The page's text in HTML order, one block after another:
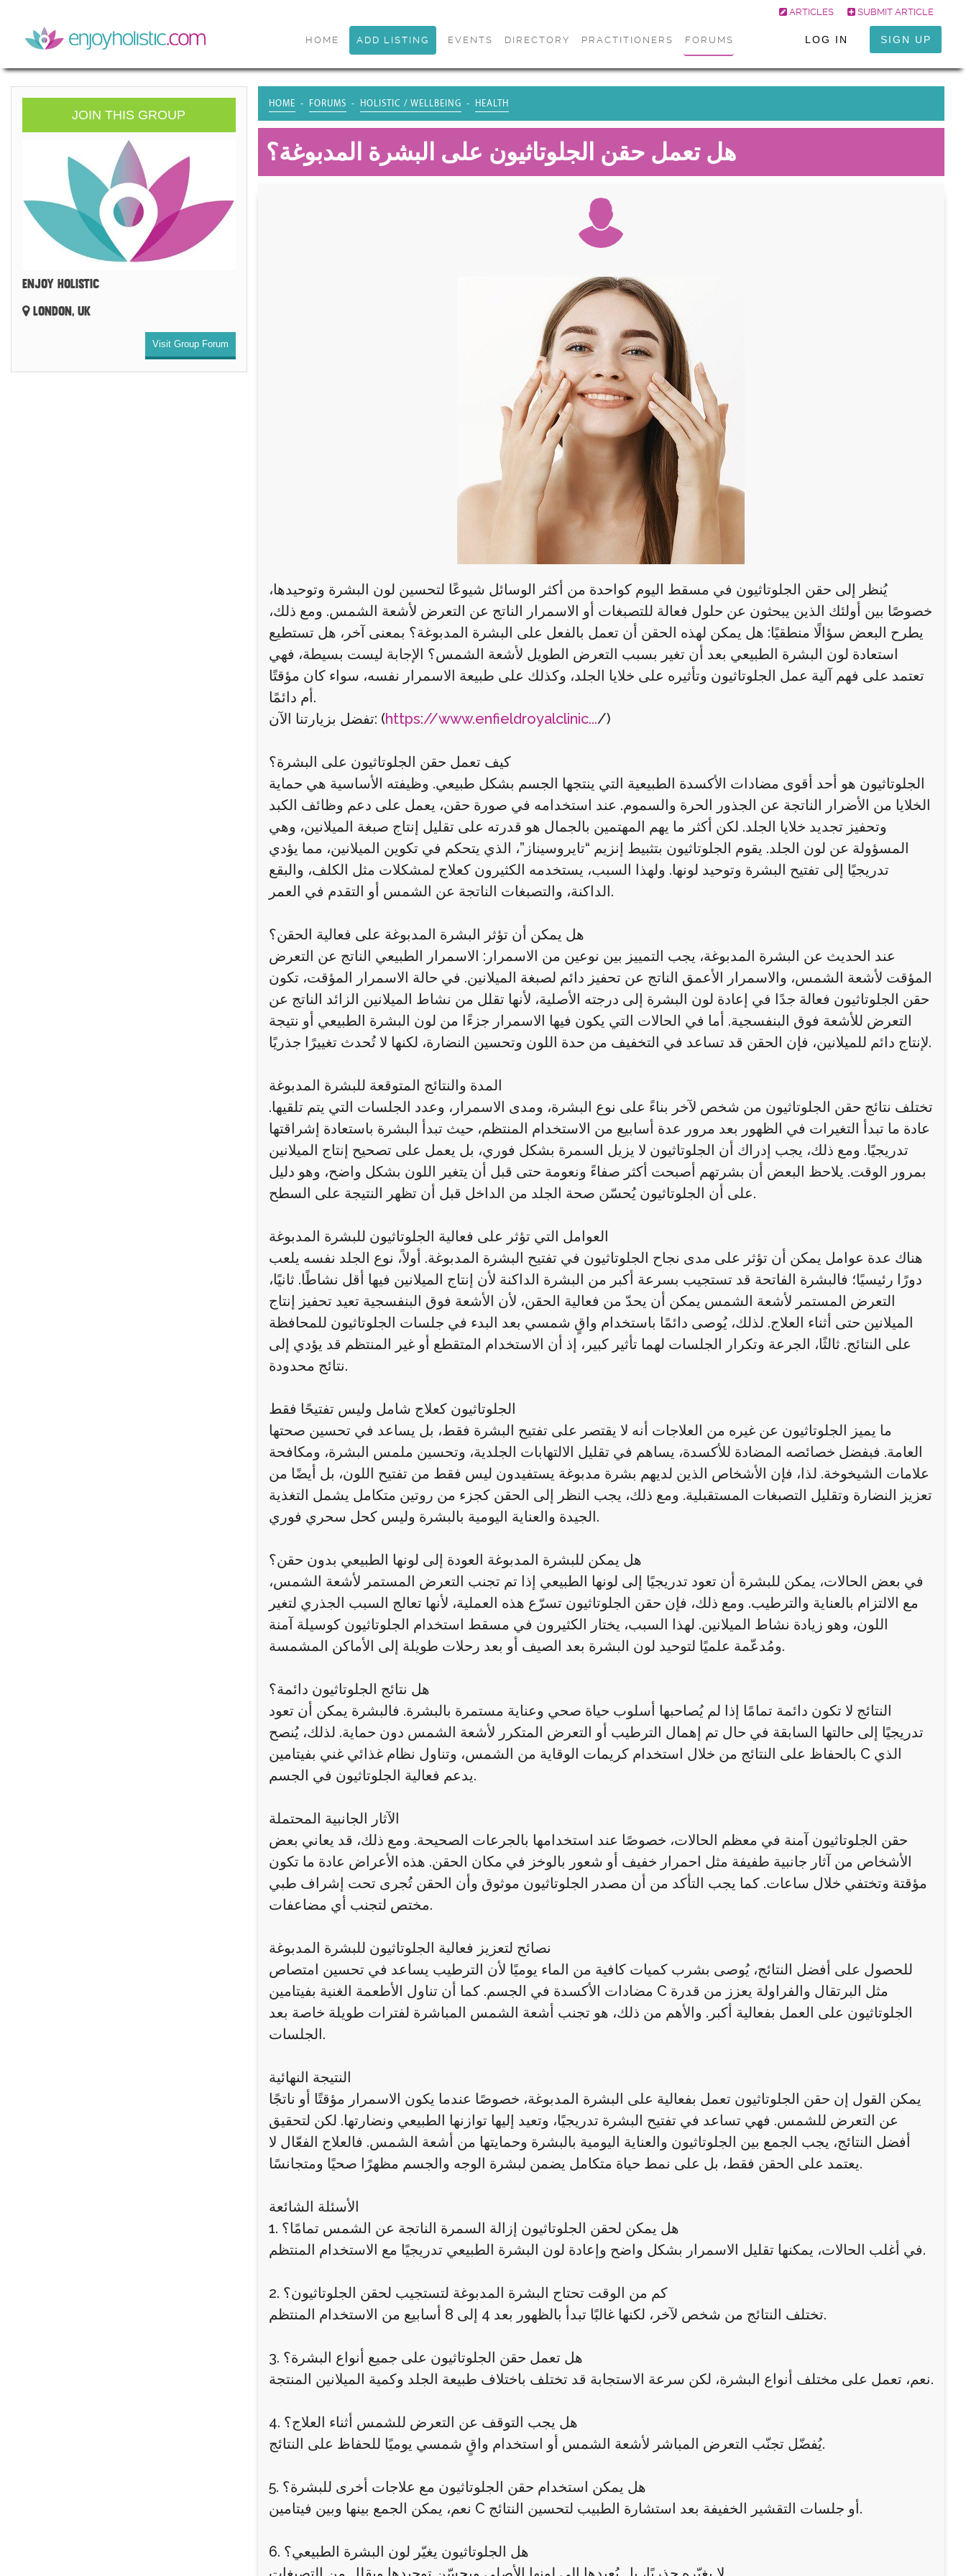
ARTICLES SUBMIT ARTICLE
HOME ADD LISTING EVENTS DIRECTORY PRACTITIONERS FORUMS LOG IN SIGN UP
JOIN THIS GROUP
ENJOY HOLISTIC
LONDON, UK
Visit Group Forum
HOME FORUMS HOLISTIC / WELLBEING HEALTH
هل تعمل حقن الجلوتاثيون على البشرة المدبوغة؟
يُنظر إلى حقن الجلوتاثيون في مسقط اليوم كواحدة من أكثر الوسائل شيوعًا لتحسين لون البشرة وتوحيدها،
خصوصًا بين أولئك الذين يبحثون عن حلول فعالة للتصبغات أو الاسمرار الناتج عن التعرض لأشعة الشمس. ومع ذلك،
يطرح البعض سؤالًا منطقيًا: هل يمكن لهذه الحقن أن تعمل بالفعل على البشرة المدبوغة؟ بمعنى آخر، هل تستطيع
استعادة لون البشرة الطبيعي بعد أن تغير بسبب التعرض الطويل لأشعة الشمس؟ الإجابة ليست بسيطة، فهي
تعتمد على فهم آلية عمل الجلوتاثيون وتأثيره على خلايا الجلد، وكذلك على طبيعة الاسمرار نفسه، سواء كان مؤقتًا
أم دائمًا.
تفضل بزيارتنا الآن: (https://www.enfieldroyalclinic.../)
كيف تعمل حقن الجلوتاثيون على البشرة؟
الجلوتاثيون هو أحد أقوى مضادات الأكسدة الطبيعية التي ينتجها الجسم بشكل طبيعي. وظيفته الأساسية هي حماية
الخلايا من الأضرار الناتجة عن الجذور الحرة والسموم. عند استخدامه في صورة حقن، يعمل على دعم وظائف الكبد
وتحفيز تجديد خلايا الجلد. لكن أكثر ما يهم المهتمين بالجمال هو قدرته على تقليل إنتاج صبغة الميلانين، وهي
المسؤولة عن لون الجلد. يقوم الجلوتاثيون بتثبيط إنزيم “تايروسيناز”، الذي يتحكم في تكوين الميلانين، مما يؤدي
تدريجيًا إلى تفتيح البشرة وتوحيد لونها. ولهذا السبب، يستخدمه الكثيرون كعلاج لمشكلات مثل الكلف، والبقع
الداكنة، والتصبغات الناتجة عن الشمس أو التقدم في العمر.
هل يمكن أن تؤثر البشرة المدبوغة على فعالية الحقن؟
عند الحديث عن البشرة المدبوغة، يجب التمييز بين نوعين من الاسمرار: الاسمرار الطبيعي الناتج عن التعرض
المؤقت لأشعة الشمس، والاسمرار الأعمق الناتج عن تحفيز دائم لصبغة الميلانين. في حالة الاسمرار المؤقت، تكون
حقن الجلوتاثيون فعالة جدًا في إعادة لون البشرة إلى درجته الأصلية، لأنها تقلل من نشاط الميلانين الزائد الناتج عن
التعرض للأشعة فوق البنفسجية. أما في الحالات التي يكون فيها الاسمرار جزءًا من لون البشرة الطبيعي أو نتيجة
لإنتاج دائم للميلانين، فإن الحقن قد تساعد في التخفيف من حدة اللون وتحسين النضارة، لكنها لا تُحدث تغييرًا جذريًا.
المدة والنتائج المتوقعة للبشرة المدبوغة
تختلف نتائج حقن الجلوتاثيون من شخص لآخر بناءً على نوع البشرة، ومدى الاسمرار، وعدد الجلسات التي يتم تلقيها.
عادة ما تبدأ التغيرات في الظهور بعد مرور عدة أسابيع من الاستخدام المنتظم، حيث تبدأ البشرة باستعادة إشراقتها
تدريجيًا. ومع ذلك، يجب إدراك أن الجلوتاثيون لا يزيل السمرة بشكل فوري، بل يعمل على تصحيح إنتاج الميلانين
بمرور الوقت. يلاحظ البعض أن بشرتهم أصبحت أكثر صفاءً ونعومة حتى قبل أن يتغير اللون بشكل واضح، وهو دليل
على أن الجلوتاثيون يُحسّن صحة الجلد من الداخل قبل أن تظهر النتيجة على السطح.
العوامل التي تؤثر على فعالية الجلوتاثيون للبشرة المدبوغة
هناك عدة عوامل يمكن أن تؤثر على مدى نجاح الجلوتاثيون في تفتيح البشرة المدبوغة. أولاً، نوع الجلد نفسه يلعب
دورًا رئيسيًا؛ فالبشرة الفاتحة قد تستجيب بسرعة أكبر من البشرة الداكنة لأن إنتاج الميلانين فيها أقل نشاطًا. ثانيًا،
التعرض المستمر لأشعة الشمس يمكن أن يحدّ من فعالية الحقن، لأن الأشعة فوق البنفسجية تعيد تحفيز إنتاج
الميلانين حتى أثناء العلاج. لذلك، يُوصى دائمًا باستخدام واقٍ شمسي بعد البدء في جلسات الجلوتاثيون للمحافظة
على النتائج. ثالثًا، الجرعة وتكرار الجلسات لهما تأثير كبير، إذ أن الاستخدام المتقطع أو غير المنتظم قد يؤدي إلى
نتائج محدودة.
الجلوتاثيون كعلاج شامل وليس تفتيحًا فقط
ما يميز الجلوتاثيون عن غيره من العلاجات أنه لا يقتصر على تفتيح البشرة فقط، بل يساعد في تحسين صحتها
العامة. فبفضل خصائصه المضادة للأكسدة، يساهم في تقليل الالتهابات الجلدية، وتحسين ملمس البشرة، ومكافحة
علامات الشيخوخة. لذا، فإن الأشخاص الذين لديهم بشرة مدبوغة يستفيدون ليس فقط من تفتيح اللون، بل أيضًا من
تعزيز النضارة وتقليل التصبغات المستقبلية. ومع ذلك، يجب النظر إلى الحقن كجزء من روتين متكامل يشمل التغذية
الجيدة والعناية اليومية بالبشرة وليس كحل سحري فوري.
هل يمكن للبشرة المدبوغة العودة إلى لونها الطبيعي بدون حقن؟
في بعض الحالات، يمكن للبشرة أن تعود تدريجيًا إلى لونها الطبيعي إذا تم تجنب التعرض المستمر لأشعة الشمس،
مع الالتزام بالعناية والترطيب. ومع ذلك، فإن حقن الجلوتاثيون تسرّع هذه العملية، لأنها تعالج السبب الجذري لتغير
اللون، وهو زيادة نشاط الميلانين. لهذا السبب، يختار الكثيرون في مسقط استخدام الجلوتاثيون كوسيلة آمنة
ومُدعّمة علميًا لتوحيد لون البشرة بعد الصيف أو بعد رحلات طويلة إلى الأماكن المشمسة.
هل نتائج الجلوتاثيون دائمة؟
النتائج لا تكون دائمة تمامًا إذا لم يُصاحبها أسلوب حياة صحي وعناية مستمرة بالبشرة. فالبشرة يمكن أن تعود
تدريجيًا إلى حالتها السابقة في حال تم إهمال الترطيب أو التعرض المتكرر لأشعة الشمس دون حماية. لذلك، يُنصح
بالحفاظ على النتائج من خلال استخدام كريمات الوقاية من الشمس، وتناول نظام غذائي غني بفيتامين C الذي
يدعم فعالية الجلوتاثيون في الجسم.
الآثار الجانبية المحتملة
حقن الجلوتاثيون آمنة في معظم الحالات، خصوصًا عند استخدامها بالجرعات الصحيحة. ومع ذلك، قد يعاني بعض
الأشخاص من آثار جانبية طفيفة مثل احمرار خفيف أو شعور بالوخز في مكان الحقن. هذه الأعراض عادة ما تكون
مؤقتة وتختفي خلال ساعات. كما يجب التأكد من أن مصدر الجلوتاثيون موثوق وأن الحقن تُجرى تحت إشراف طبي
مختص لتجنب أي مضاعفات.
نصائح لتعزيز فعالية الجلوتاثيون للبشرة المدبوغة
للحصول على أفضل النتائج، يُوصى بشرب كميات كافية من الماء يوميًا لأن الترطيب يساعد في تحسين امتصاص
مضادات الأكسدة في الجسم. كما أن تناول الأطعمة الغنية بفيتامين C مثل البرتقال والفراولة يعزز من قدرة
الجلوتاثيون على العمل بفعالية أكبر. والأهم من ذلك، هو تجنب أشعة الشمس المباشرة لفترات طويلة خاصة بعد
الجلسات.
النتيجة النهائية
يمكن القول إن حقن الجلوتاثيون تعمل بفعالية على البشرة المدبوغة، خصوصًا عندما يكون الاسمرار مؤقتًا أو ناتجًا
عن التعرض للشمس. فهي تساعد في تفتيح البشرة تدريجيًا، وتعيد إليها توازنها الطبيعي ونضارتها. لكن لتحقيق
أفضل النتائج، يجب الجمع بين الجلوتاثيون والعناية اليومية بالبشرة وحمايتها من أشعة الشمس. فالعلاج الفعّال لا
يعتمد على الحقن فقط، بل على نمط حياة متكامل يضمن لبشرة الوجه والجسم مظهرًا صحيًا ومتجانسًا.
الأسئلة الشائعة
1. هل يمكن لحقن الجلوتاثيون إزالة السمرة الناتجة عن الشمس تمامًا؟
في أغلب الحالات، يمكنها تقليل الاسمرار بشكل واضح وإعادة لون البشرة الطبيعي تدريجيًا مع الاستخدام المنتظم.
2. كم من الوقت تحتاج البشرة المدبوغة لتستجيب لحقن الجلوتاثيون؟
تختلف النتائج من شخص لآخر، لكنها غالبًا تبدأ بالظهور بعد 4 إلى 8 أسابيع من الاستخدام المنتظم.
3. هل تعمل حقن الجلوتاثيون على جميع أنواع البشرة؟
نعم، تعمل على مختلف أنواع البشرة، لكن سرعة الاستجابة قد تختلف باختلاف طبيعة الجلد وكمية الميلانين المنتجة.
4. هل يجب التوقف عن التعرض للشمس أثناء العلاج؟
يُفضّل تجنّب التعرض المباشر لأشعة الشمس أو استخدام واقٍ شمسي يوميًا للحفاظ على النتائج.
5. هل يمكن استخدام حقن الجلوتاثيون مع علاجات أخرى للبشرة؟
نعم، يمكن الجمع بينها وبين فيتامين C أو جلسات التقشير الخفيفة بعد استشارة الطبيب لتحسين النتائج.
6. هل الجلوتاثيون يغيّر لون البشرة الطبيعي؟